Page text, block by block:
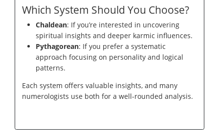
Which System Should You Choose?
Chaldean: If you’re interested in uncovering
spiritual insights and deeper karmic influences.
Pythagorean: If you prefer a systematic
approach focusing on personality and logical
patterns.
Each system offers valuable insights, and many
numerologists use both for a well-rounded analysis.